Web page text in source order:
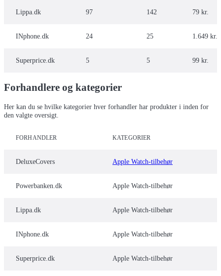
Lippa.dk 97 142 79 kr.
INphone.dk 24 25 1.649 kr.
Superprice.dk 5 5 99 kr.
Forhandlere og kategorier
Her kan du se hvilke kategorier hver forhandler har produkter i inden for
den valgte oversigt.
FORHANDLER KATEGORIER
DeluxeCovers Apple Watch-tilbehør
Powerbanken.dk Apple Watch-tilbehør
Lippa.dk Apple Watch-tilbehør
INphone.dk Apple Watch-tilbehør
Superprice.dk Apple Watch-tilbehør